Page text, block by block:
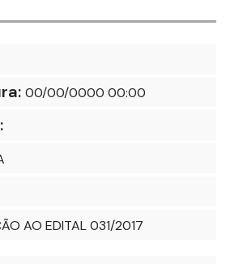
00/00/0000 00:00
AO EDITAL 031/2017